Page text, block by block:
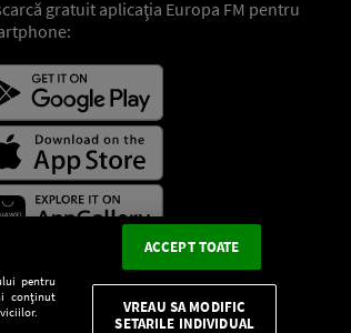
gratuit aplicaţia Europa FM pentru
pentru
conținut
ACCEPT TOATE
VREAU SA MODIFIC
SETARILE INDIVIDUAL